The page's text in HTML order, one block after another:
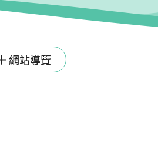
網站導覽